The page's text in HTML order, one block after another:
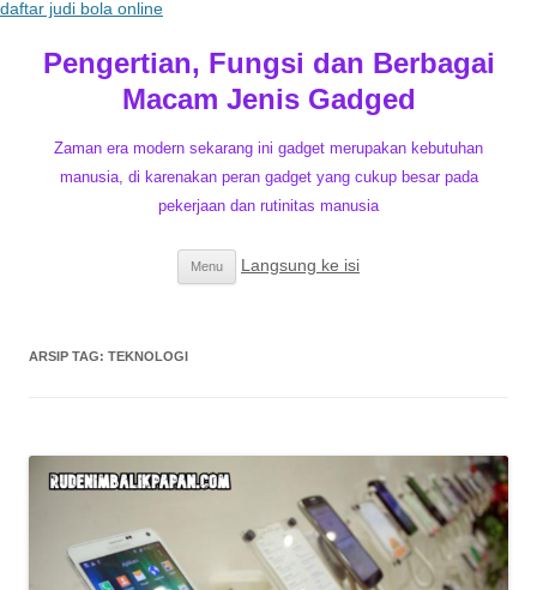
daftar judi bola online
Pengertian, Fungsi dan Berbagai
Macam Jenis Gadged
Zaman era modern sekarang ini gadget merupakan kebutuhan
manusia, di karenakan peran gadget yang cukup besar pada
pekerjaan dan rutinitas manusia
Menu Langsung ke isi
ARSIP TAG: TEKNOLOGI